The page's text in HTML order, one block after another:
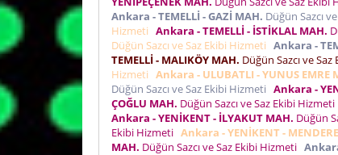
Ankara - TEMELLİ - GAZİ MAH. Düğün Sazcı
Hizmeti Ankara - TEMELLİ - İSTİKLAL MAH.
Düğün Sazcı ve Saz Ekibi Hizmeti Ankara -
TEMELLİ - MALIKÖY MAH. Düğün Sazcı ve
Hizmeti Ankara - ULUBATLI - YUNUS EMRE
Düğün Sazcı ve Saz Ekibi Hizmeti Ankara -
ÇOĞLU MAH. Düğün Sazcı ve Saz Ekibi Hizmeti
Ankara - YENİKENT - İLYAKUT MAH. Düğün
Ekibi Hizmeti Ankara - YENİKENT -
MAH. Düğün Sazcı ve Saz Ekibi Hizmeti